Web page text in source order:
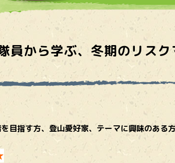
員から学ぶ、冬期のリス
目指す方、登山愛好家、テーマに興味のある方